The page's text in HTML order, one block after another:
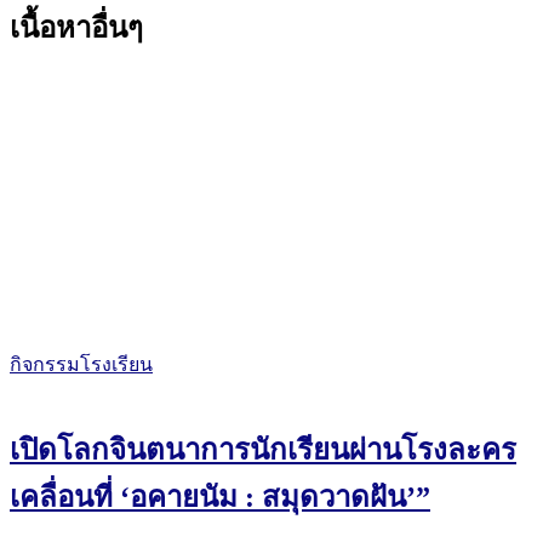
เนื้อหาอื่นๆ
กิจกรรมโรงเรียน
เปิดโลกจินตนาการนักเรียนผ่านโรงละคร
เคลื่อนที่ ‘อคายนัม : สมุดวาดฝัน’”